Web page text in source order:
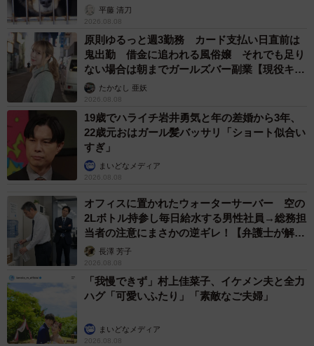
平藤 清刀
2026.08.08
原則ゆるっと週3勤務 カード支払い日直前は
鬼出勤 借金に追われる風俗嬢 それでも足り
ない場合は朝までガールズバー副業【現役キャ
ストに取材】
たかなし 亜妖
2026.08.08
19歳でハライチ岩井勇気と年の差婚から3年、
22歳元おはガール髪バッサリ「ショート似合い
すぎ」
まいどなメディア
2026.08.08
オフィスに置かれたウォーターサーバー 空の
2Lボトル持参し毎日給水する男性社員→総務担
当者の注意にまさかの逆ギレ！【弁護士が解
説】長澤 芳子
2026.08.08
「我慢できず」村上佳菜子、イケメン夫と全力
ハグ「可愛いふたり」「素敵なご夫婦」
まいどなメディア
2026.08.08